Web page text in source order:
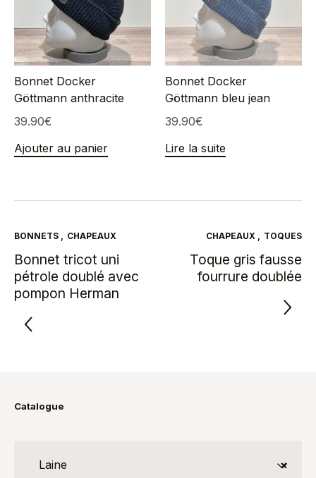
Bonnet Docker
Göttmann anthracite
39.90€
Ajouter au panier
Bonnet Docker
Göttmann bleu jean
39.90€
Lire la suite
BONNETS , CHAPEAUX
Bonnet tricot uni
pétrole doublé avec
pompon Herman
CHAPEAUX , TOQUES
Toque gris fausse
fourrure doublée
Catalogue
×
Laine